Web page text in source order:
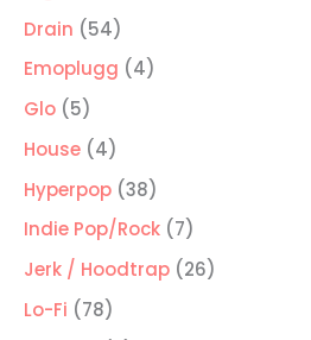
Drain 5454
productos
Emoplugg 44
Glo 55
productos
House 44
productos
Hyperpop 3838
productos
Indie Pop/Rock 77
productos
Jerk / Hoodtrap 2626
Lo-Fi 7878